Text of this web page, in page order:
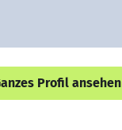
Profil ansehen